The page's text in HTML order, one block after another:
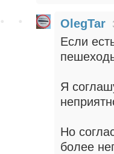
OlegTar
Если
Я
Но
более